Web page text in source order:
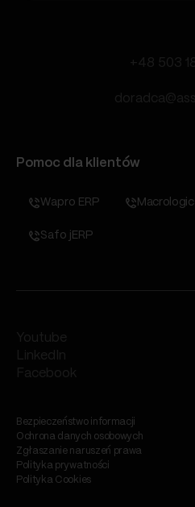
+48 503
Pomoc dla klientów
Wapro ERP Macrologic
Safo jERP
Youtube
LinkedIn
Facebook
Bezpieczeństwo informacji
Ochrona danych osobowych
Zgłaszanie naruszeń prawa
Polityka prywatności
Polityka Cookies